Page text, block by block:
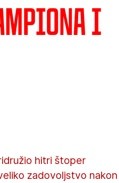
i
hitri štoper
zadovoljstvo nakon